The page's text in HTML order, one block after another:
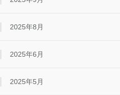
2025年8月
2025年6月
2025年5月